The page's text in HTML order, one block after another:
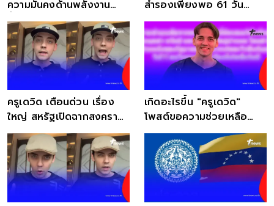
ความมั่นคงด้านพลังงาน
น้ำมันเพียงพอ
สำรองเพียงพอ 61 วัน
มั่นใจไร้ปัญหาขาดแคลน
ครูเดวิด เตือนด่วน เรื่อง
ใหญ่ สหรัฐเปิดฉากสงคราม
กับอิหร่านแล้ว
เกิดอะไรขึ้น "ครูเดวิด"
โพสต์ขอความช่วยเหลือ
หากเกิดอะไรกับตน